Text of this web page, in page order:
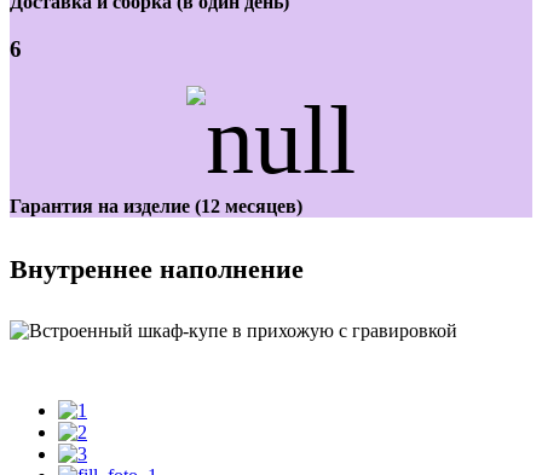
6
Гарантия на изделие (12 месяцев)
Внутреннее наполнение